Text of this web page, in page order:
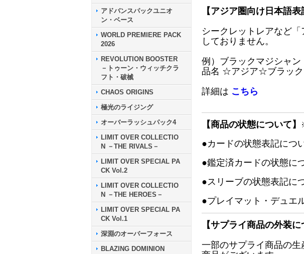
アドバンスパックユニオ
ン・ベース
WORLD PREMIERE PACK
2026
REVOLUTION BOOSTER
－トゥーン・ウィッチクラ
フト・破械
CHAOS ORIGINS
極光のライジング
オーバーラッシュパック4
LIMIT OVER COLLECTIO
N －THE RIVALS－
LIMIT OVER SPECIAL PA
CK Vol.2
LIMIT OVER COLLECTIO
N －THE HEROES－
LIMIT OVER SPECIAL PA
CK Vol.1
深淵のオーバーフォース
BLAZING DOMINION
【アジア圏向け日本語表
シークレットレアなど
しておりません。
例）ブラックマジシャ
品名 ☆アジア☆ブラック
詳細は こちら
【商品の状態について】
●カードの状態表記につ
●鑑定済カードの状態に
●スリーブの状態表記に
●プレイマット・デュエ
【サプライ商品の外装に
一部のサプライ商品の